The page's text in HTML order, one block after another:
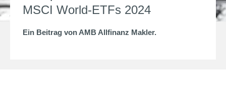
MSCI World-ETFs 2024
Ein Beitrag von AMB Allfinanz Makler.